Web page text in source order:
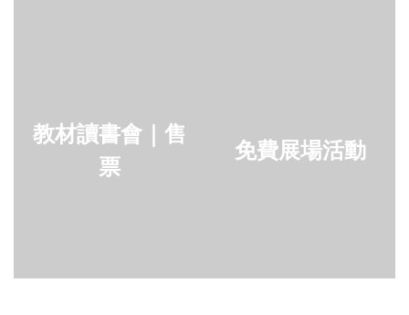
教材讀書會｜售
票
免費展場活動